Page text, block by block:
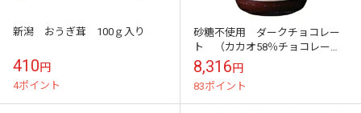
新潟 おうぎ茸 100ｇ入り
410円
4ポイント
砂糖不使用 ダークチョコレー
ト （カカオ58％チョコレー
ト） 小判状 2ｋｇ フランス
DGF社 健康志向の為に
8,316円
83ポイント